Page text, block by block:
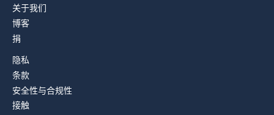
关于我们
博客
捐
隐私
条款
安全性与合规性
接触